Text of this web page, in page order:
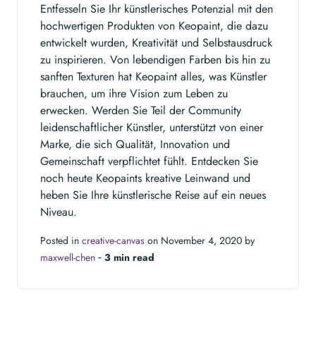
Entfesseln Sie Ihr künstlerisches Potenzial mit den
hochwertigen Produkten von Keopaint, die dazu
entwickelt wurden, Kreativität und Selbstausdruck
zu inspirieren. Von lebendigen Farben bis hin zu
sanften Texturen hat Keopaint alles, was Künstler
brauchen, um ihre Vision zum Leben zu
erwecken. Werden Sie Teil der Community
leidenschaftlicher Künstler, unterstützt von einer
Marke, die sich Qualität, Innovation und
Gemeinschaft verpflichtet fühlt. Entdecken Sie
noch heute Keopaints kreative Leinwand und
heben Sie Ihre künstlerische Reise auf ein neues
Niveau.
Posted in creative-canvas on November 4, 2020 by
maxwell-chen ‐ 3 min read